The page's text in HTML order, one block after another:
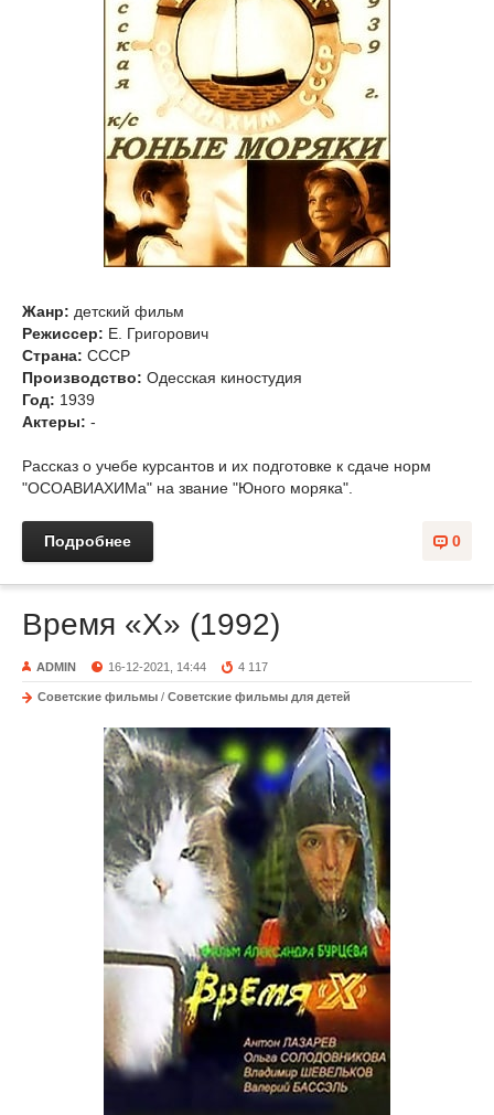
Жанр: детский фильм
Режиссер: Е. Григорович
Страна: СССР
Производство: Одесская киностудия
Год: 1939
Актеры: -
Рассказ о учебе курсантов и их подготовке к сдаче норм
"ОСОАВИАХИМа" на звание "Юного моряка".
0
Подробнее
Время «Х» (1992)
ADMIN 16-12-2021, 14:44 4 117
Советские фильмы / Советские фильмы для детей